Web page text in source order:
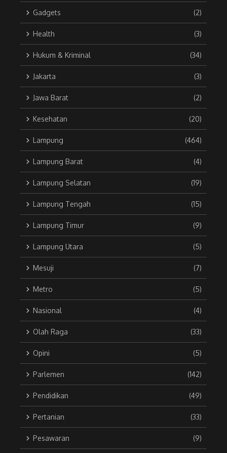
Gadgets (2)
Health (3)
Hukum & Kriminal (34)
Jakarta (3)
Jawa Barat (2)
Kesehatan (20)
Lampung (464)
Lampung Barat (4)
Lampung Selatan (19)
Lampung Tengah (15)
Lampung Timur (9)
Lampung Utara (5)
Mesuji (7)
Metro (5)
Nasional (4)
Olah Raga (33)
Opini (5)
Parlemen (142)
Pendidikan (49)
Pertanian (33)
Pesawaran (9)